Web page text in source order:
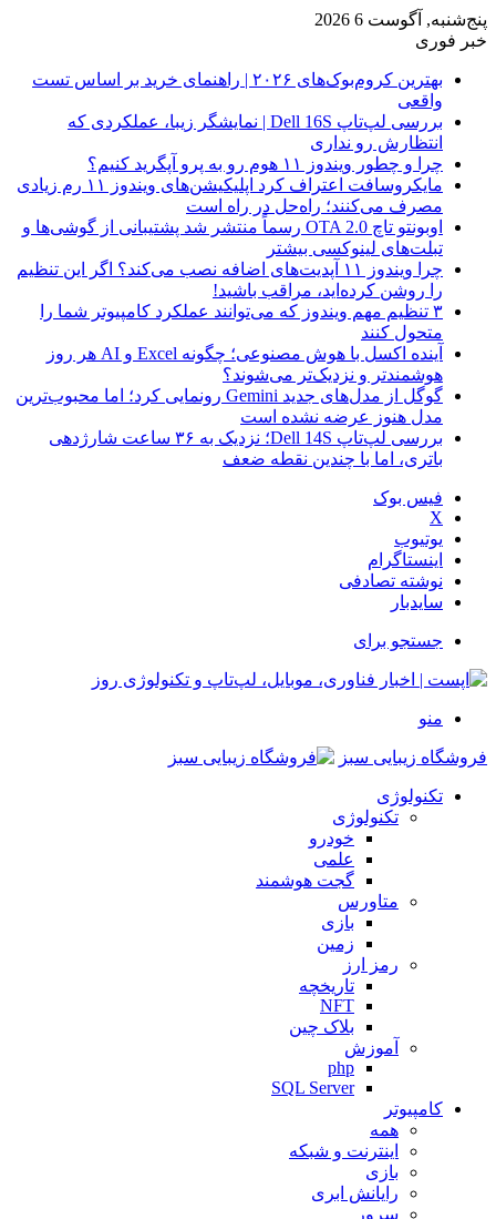
پنج‌شنبه, آگوست 6 2026
خبر فوری
بهترین کروم‌بوک‌های ۲۰۲۶ | راهنمای خرید بر اساس تست
واقعی
بررسی لپ‌تاپ Dell 16S | نمایشگر زیبا، عملکردی که
انتظارش رو نداری
چرا و چطور ویندوز ۱۱ هوم رو به پرو آپگرید کنیم؟
مایکروسافت اعتراف کرد اپلیکیشن‌های ویندوز ۱۱ رم زیادی
مصرف می‌کنند؛ راه‌حل در راه است
اوبونتو تاچ OTA 2.0 رسماً منتشر شد پشتیبانی از گوشی‌ها و
تبلت‌های لینوکسی بیشتر
چرا ویندوز ۱۱ آپدیت‌های اضافه نصب می‌کند؟ اگر این تنظیم
را روشن کرده‌اید، مراقب باشید!
۳ تنظیم مهم ویندوز که می‌توانند عملکرد کامپیوتر شما را
متحول کنند
آینده اکسل با هوش مصنوعی؛ چگونه Excel و AI هر روز
هوشمندتر و نزدیک‌تر می‌شوند؟
گوگل از مدل‌های جدید Gemini رونمایی کرد؛ اما محبوب‌ترین
مدل هنوز عرضه نشده است
بررسی لپ‌تاپ Dell 14S؛ نزدیک به ۳۶ ساعت شارژدهی
باتری، اما با چندین نقطه ضعف
فیس بوک
X
یوتیوب
اینستاگرام
نوشته تصادفی
سایدبار
جستجو برای
منو
فروشگاه زیبایی سبز
تکنولوژی
تکنولوژی
خودرو
علمی
گجت هوشمند
متاورس
بازی
زمین
رمز ارز
تاریخچه
NFT
بلاک چین
آموزش
php
SQL Server
کامپیوتر
همه
اینترنت و شبکه
بازی
رایانش ابری
سرور